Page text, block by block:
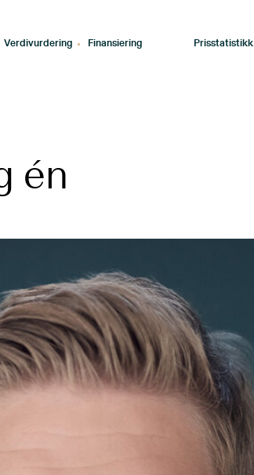
Verdivurdering Finansiering Prisstatistikk
én